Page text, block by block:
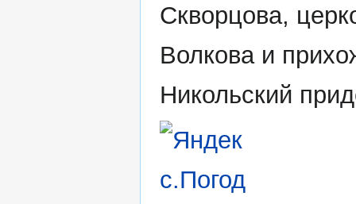
Скворцова,
Волкова и
Никольский